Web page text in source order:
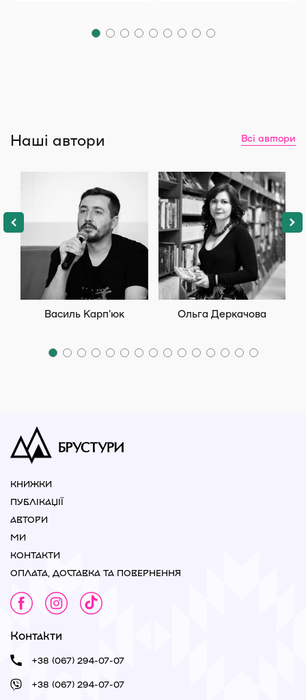
Наші автори Всі автори
Василь Карп'юк Ольга Деркачова
КНИЖКИ
ПУБЛІКАЦІЇ
АВТОРИ
МИ
КОНТАКТИ
ОПЛАТА, ДОСТАВКА ТА ПОВЕРНЕННЯ
Контакти
+38 (067) 294-07-07
+38 (067) 294-07-07